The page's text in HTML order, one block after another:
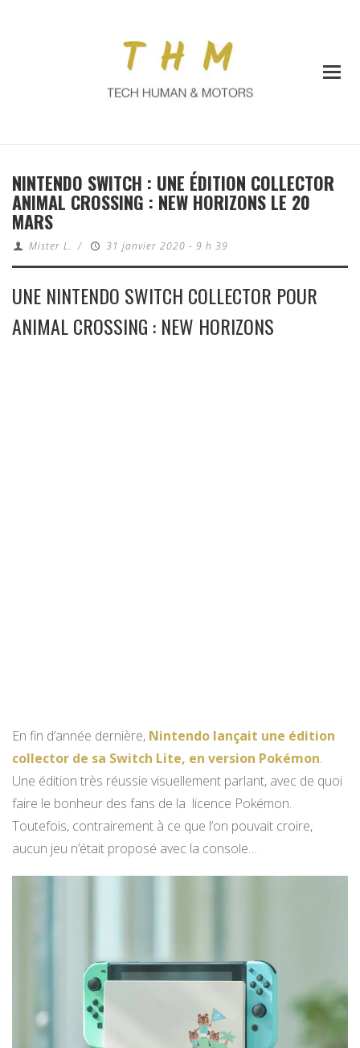
NINTENDO SWITCH : UNE ÉDITION COLLECTOR
ANIMAL CROSSING : NEW HORIZONS LE 20
MARS
Mister L. / 31 janvier 2020 - 9 h 39
UNE NINTENDO SWITCH COLLECTOR POUR
ANIMAL CROSSING : NEW HORIZONS
En fin d’année dernière, Nintendo lançait une édition
collector de sa Switch Lite, en version Pokémon.
Une édition très réussie visuellement parlant, avec de quoi
faire le bonheur des fans de la licence Pokémon.
Toutefois, contrairement à ce que l’on pouvait croire,
aucun jeu n’était proposé avec la console…